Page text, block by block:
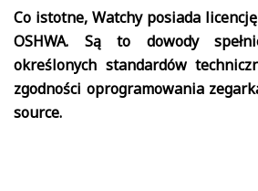
Co istotne, Watchy posiada
OSHWA. Są to dowody
określonych standardów
zgodności oprogramowania
source.